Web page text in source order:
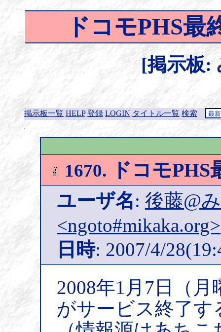
ドコモPHS最
[掲示板:
掲示板一覧 HELP 登録 LOGIN タイトル一覧 検索
1670. ドコモPHS
ユーザ名: 後藤@
<ngoto#mikaka.org>
日時: 2007/4/
2008年1月7日（
がサービス終了す